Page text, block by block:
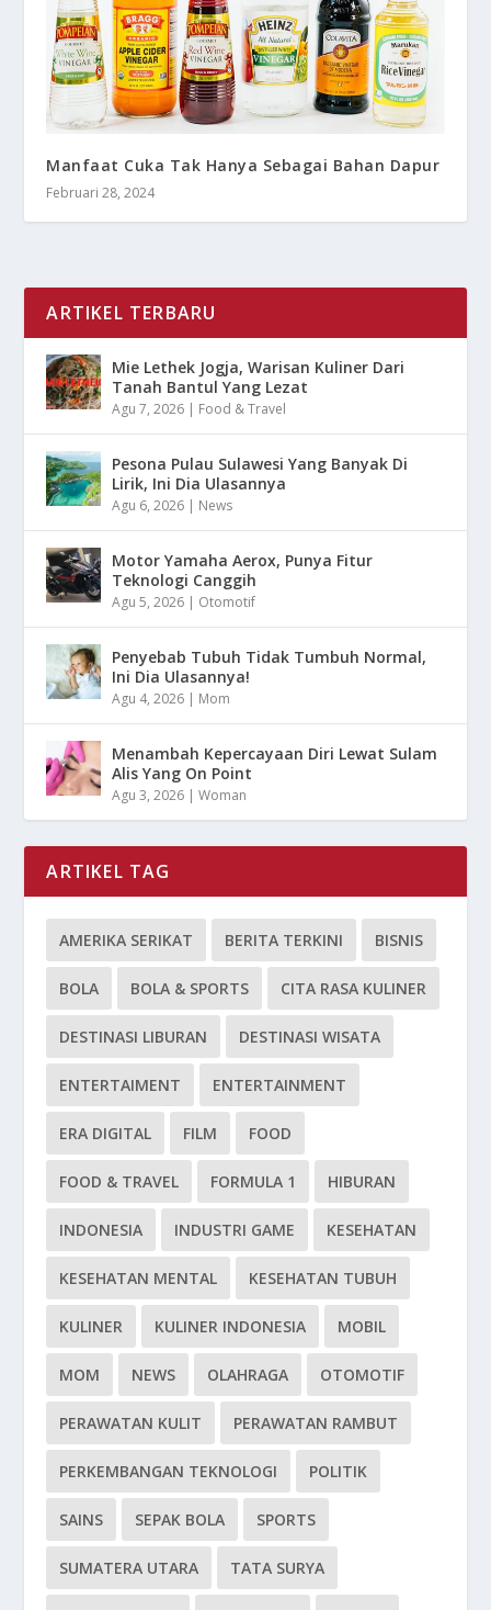
Manfaat Cuka Tak Hanya Sebagai Bahan Dapur
Februari 28, 2024
ARTIKEL TERBARU
Mie Lethek Jogja, Warisan Kuliner Dari
Tanah Bantul Yang Lezat
Agu 7, 2026 | Food & Travel
Pesona Pulau Sulawesi Yang Banyak Di
Lirik, Ini Dia Ulasannya
Agu 6, 2026 | News
Motor Yamaha Aerox, Punya Fitur
Teknologi Canggih
Agu 5, 2026 | Otomotif
Penyebab Tubuh Tidak Tumbuh Normal,
Ini Dia Ulasannya!
Agu 4, 2026 | Mom
Menambah Kepercayaan Diri Lewat Sulam
Alis Yang On Point
Agu 3, 2026 |Woman
ARTIKEL TAG
AMERIKA SERIKAT BERITA TERKINI BISNIS
BOLA BOLA & SPORTS CITA RASA KULINER
DESTINASI LIBURAN DESTINASI WISATA
ENTERTAIMENT ENTERTAINMENT
ERA DIGITAL FILM FOOD
FOOD & TRAVEL FORMULA 1 HIBURAN
INDONESIA INDUSTRI GAME KESEHATAN
KESEHATAN MENTAL KESEHATAN TUBUH
KULINER KULINER INDONESIA MOBIL
MOM NEWS OLAHRAGA OTOMOTIF
PERAWATAN KULIT PERAWATAN RAMBUT
PERKEMBANGAN TEKNOLOGI POLITIK
SAINS SEPAK BOLA SPORTS
SUMATERA UTARA TATA SURYA